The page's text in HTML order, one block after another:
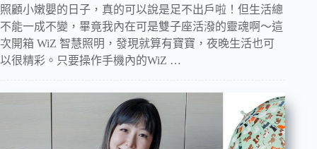
照顧小嫩嬰的日子，真的可以說是足不出戶啦！但生活總
不能一成不變，畢竟我內在可是雙子座活潑的靈魂啊～這
次開箱 WiZ 智慧照明，發現就算有寶寶，夜晚生活也可
以很精彩。只要操作手機內的WiZ …